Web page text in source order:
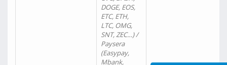
DOGE, EOS,
ETC, ETH,
LTC, OMG,
SNT, ZEC…) /
Paysera
(Easypay,
Mbank,